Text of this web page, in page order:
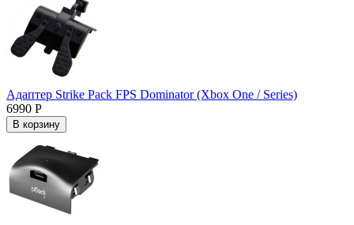
Адаптер Strike Pack FPS Dominator (Xbox One / Series)
6990 Р
В корзину